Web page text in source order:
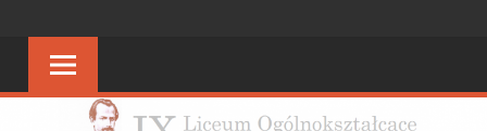
IX
strona
LO